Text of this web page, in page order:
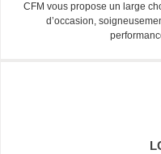
CFM vous propose un large
d’occasion,